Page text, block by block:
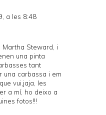
a les 8:48
Martha Steward, i
una pinta
tant
una carbassa i em
vui,jaja, les
a mí, ho deixo a
fotos!!!